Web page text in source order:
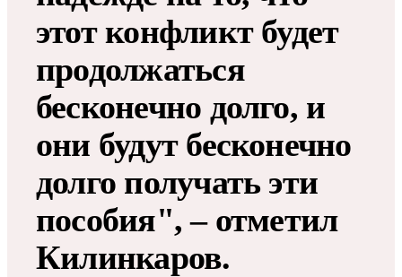
этот конфликт будет
продолжаться
бесконечно долго, и
они будут бесконечно
долго получать эти
пособия", – отметил
Килинкаров.